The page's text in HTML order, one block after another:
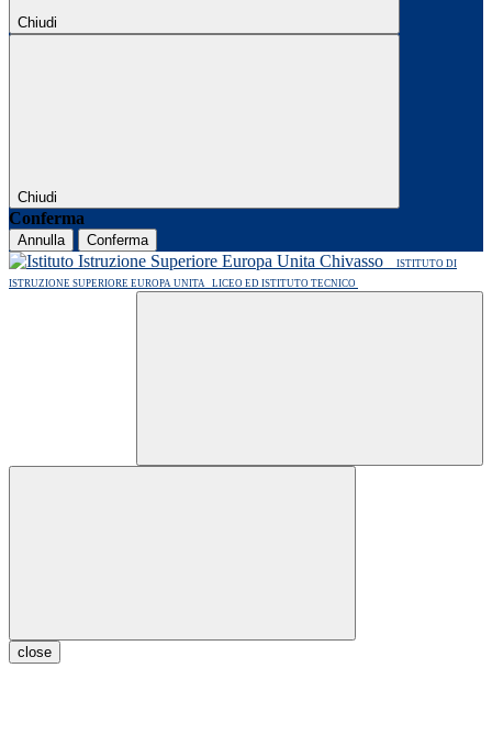
Chiudi
Chiudi
Conferma
Annulla Conferma
ISTITUTO DI
ISTRUZIONE SUPERIORE EUROPA UNITA LICEO ED ISTITUTO TECNICO
close